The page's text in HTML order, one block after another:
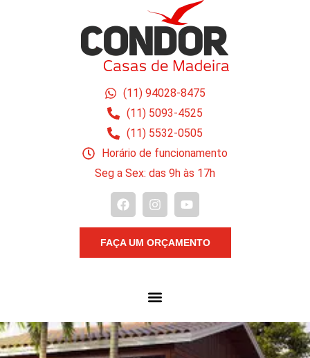
(11) 94028-8475
(11) 5093-4525
(11) 5532-0505
Horário de funcionamento
Seg a Sex: das 9h às 17h
FAÇA UM ORÇAMENTO